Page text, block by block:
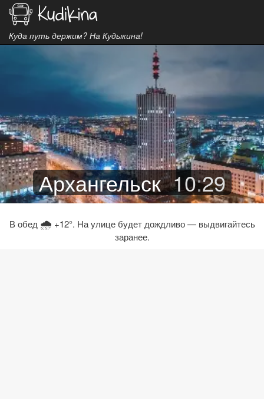
Куда путь держим? На Кудыкина!
Архангельск 10:29
В обед 🌧 +12°. На улице будет дождливо — выдвигайтесь
заранее.